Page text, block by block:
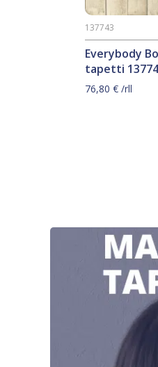
Everybody
tapetti
137743
76,80 € /rll